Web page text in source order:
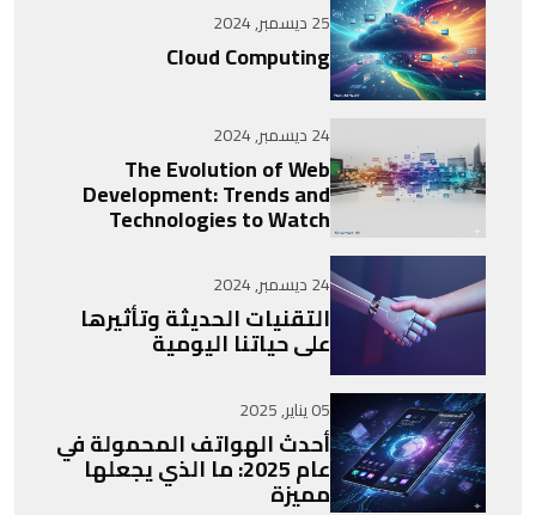
25 ديسمبر, 2024
Cloud Computing
24 ديسمبر, 2024
The Evolution of Web
Development: Trends and
Technologies to Watch
24 ديسمبر, 2024
التقنيات الحديثة وتأثيرها
على حياتنا اليومية
05 يناير, 2025
أحدث الهواتف المحمولة في
عام 2025: ما الذي يجعلها
مميزة